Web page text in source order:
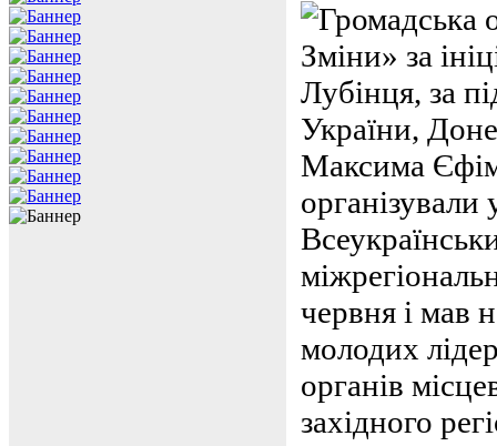
Громадська
Зміни» за
Лубінця, за
України,
Максима
організували
червня і мав
молодих
органів
західного